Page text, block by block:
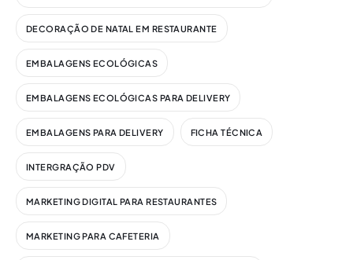
DECORAÇÃO DE NATAL EM RESTAURANTE
EMBALAGENS ECOLÓGICAS
EMBALAGENS ECOLÓGICAS PARA DELIVERY
EMBALAGENS PARA DELIVERY FICHA TÉCNICA
INTERGRAÇÃO PDV
MARKETING DIGITAL PARA RESTAURANTES
MARKETING PARA CAFETERIA